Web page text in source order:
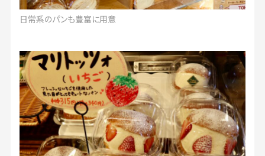
日常系のパンも豊富に用意